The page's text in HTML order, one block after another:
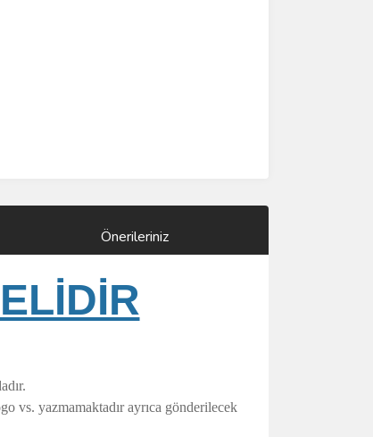
Önerileriniz
vs. yazmamaktadır ayrıca gönderilecek